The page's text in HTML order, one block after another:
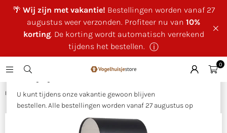
🌴 Wij zijn met vakantie! Bestellingen worden vanaf 27
augustus weer verzonden. Profiteer nu van 10%
korting. De korting wordt automatisch verrekend
tijdens het bestellen. ⓘ
×
U kunt tijdens onze vakantie gewoon blijven
bestellen. Alle bestellingen worden vanaf 27 augustus op
volgorde van binnenkomst verzonden.
0
Huis Voederhuis Londen incl voet creme